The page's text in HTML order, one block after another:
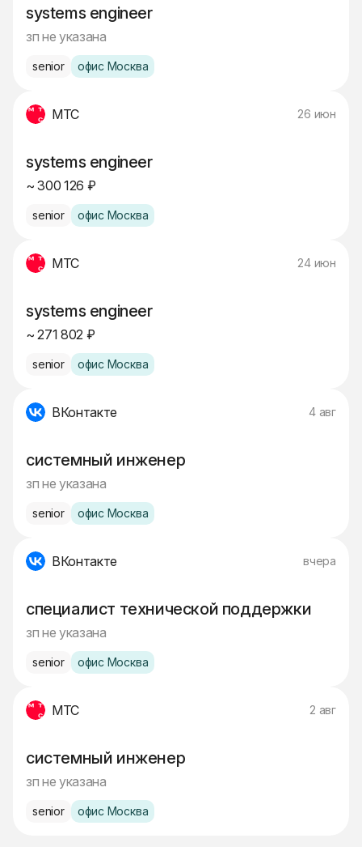
systems engineer
зп не указана
senior офис Москва
МТС 26 июн
systems engineer
~ 300 126 ₽
senior офис Москва
МТС 24 июн
systems engineer
~ 271 802 ₽
senior офис Москва
ВКонтакте 4 авг
системный инженер
зп не указана
senior офис Москва
ВКонтакте вчера
специалист технической поддержки
зп не указана
senior офис Москва
МТС 2 авг
системный инженер
зп не указана
senior офис Москва